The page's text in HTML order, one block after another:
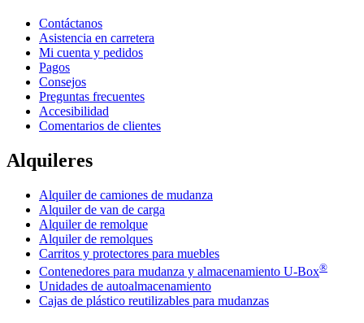
Contáctanos
Asistencia en carretera
Mi cuenta y pedidos
Pagos
Consejos
Preguntas frecuentes
Accesibilidad
Comentarios de clientes
Alquileres
Alquiler de camiones de mudanza
Alquiler de van de carga
Alquiler de remolque
Alquiler de remolques
Carritos y protectores para muebles
Contenedores para mudanza y almacenamiento U-Box®
Unidades de autoalmacenamiento
Cajas de plástico reutilizables para mudanzas